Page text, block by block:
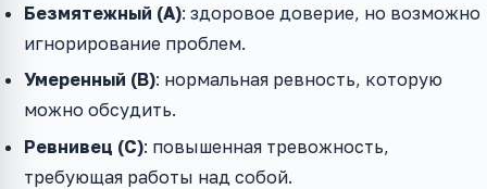
Безмятежный (A): здоровое доверие, но возможно
игнорирование проблем.
Умеренный (B): нормальная ревность, которую
можно обсудить.
Ревнивец (C): повышенная тревожность,
требующая работы над собой.